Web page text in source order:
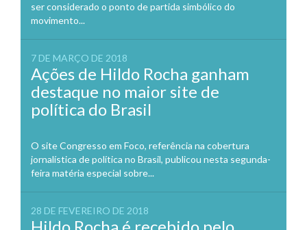
ser considerado o ponto de partida simbólico do
movimento...
7 DE MARÇO DE 2018
Ações de Hildo Rocha ganham
destaque no maior site de
política do Brasil
O site Congresso em Foco, referência na cobertura
jornalística de política no Brasil, publicou nesta segunda-
feira matéria especial sobre...
28 DE FEVEREIRO DE 2018
Hildo Rocha é recebido pelo